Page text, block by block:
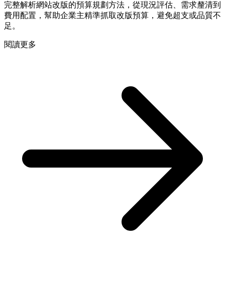
完整解析網站改版的預算規劃方法，從現況評估、需求釐清到
費用配置，幫助企業主精準抓取改版預算，避免超支或品質不
足。
閱讀更多